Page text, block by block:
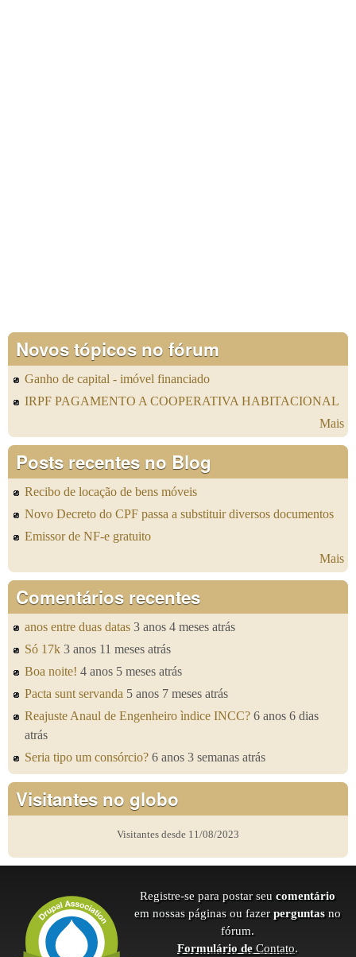
Novos tópicos no fórum
Ganho de capital - imóvel financiado
IRPF PAGAMENTO A COOPERATIVA HABITACIONAL
Mais
Posts recentes no Blog
Recibo de locação de bens móveis
Novo Decreto do CPF passa a substituir diversos documentos
Emissor de NF-e gratuito
Mais
Comentários recentes
anos entre duas datas 3 anos 4 meses atrás
Só 17k 3 anos 11 meses atrás
Boa noite! 4 anos 5 meses atrás
Pacta sunt servanda 5 anos 7 meses atrás
Reajuste Anaul de Engenheiro ìndice INCC? 6 anos 6 dias
atrás
Seria tipo um consórcio? 6 anos 3 semanas atrás
Visitantes no globo
Visitantes desde 11/08/2023
Registre-se para postar seu comentário
em nossas páginas ou fazer perguntas no
fórum.
Formulário deContato.